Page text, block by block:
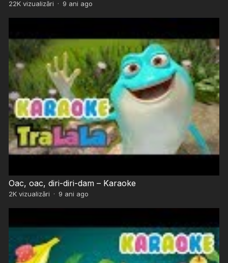
22Kvizualizări · 9 ani ago
Oac, oac, diri-diri-dam – Karaoke
2Kvizualizări · 9 ani ago